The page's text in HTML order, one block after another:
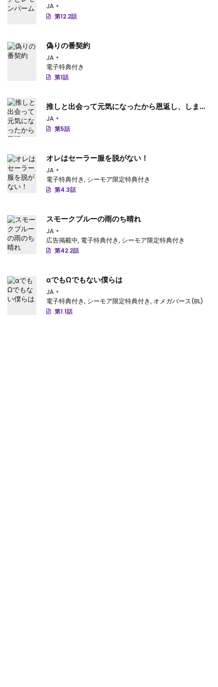
JA
第12.2話
偽りの番契約
JA
電子特典付き
第1話
推しと出会って元気になったから恩返し、しま
す！
JA
第5話
オレはセーラー服を脱がない！
JA
電子特典付き, シーモア限定特典付き
第4.3話
スモークブルーの雨のち晴れ
JA
広告掲載中, 電子特典付き, シーモア限定特典付き
第42.2話
αでもΩでもない僕らは
JA
電子特典付き, シーモア限定特典付き, オメガバース(BL)
第1.1話